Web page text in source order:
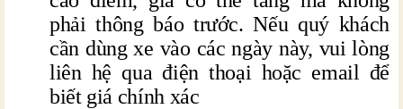
phải thông báo trước. Nếu quý khách
cần dùng xe vào các ngày này, vui lòng
liên hệ qua điện thoại hoặc email để
biết giá chính xác